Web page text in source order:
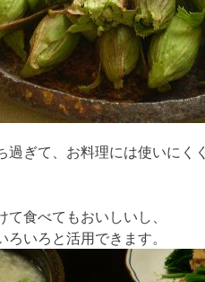
ぎて、お料理には使いにくく
食べてもおいしいし、
いろと活用できます。